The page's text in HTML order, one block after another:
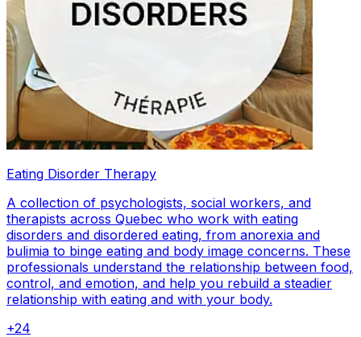
Eating Disorder Therapy
A collection of psychologists, social workers, and
therapists across Quebec who work with eating
disorders and disordered eating, from anorexia and
bulimia to binge eating and body image concerns. These
professionals understand the relationship between food,
control, and emotion, and help you rebuild a steadier
relationship with eating and with your body.
+24